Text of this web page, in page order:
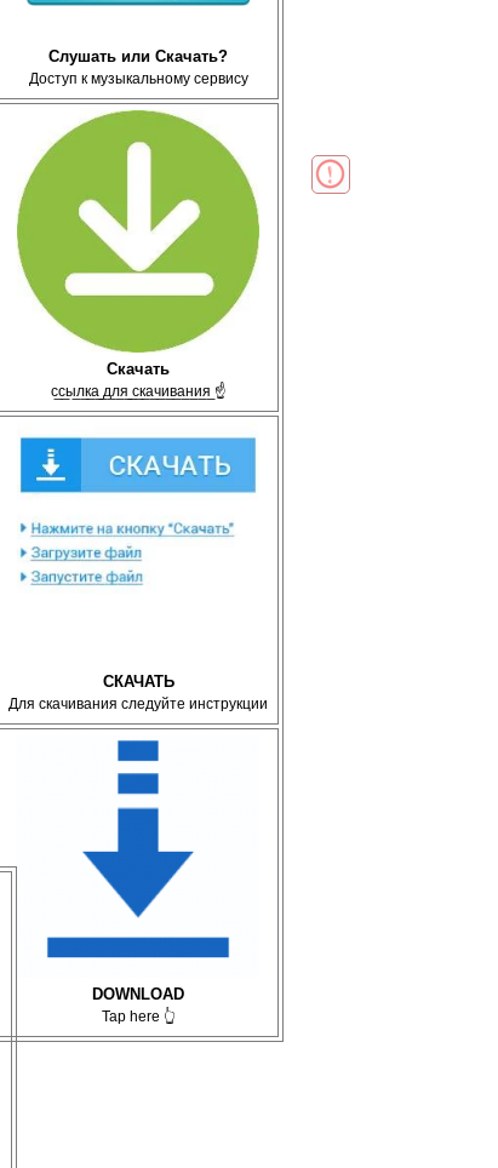
Слушать или Скачать?
Доступ к музыкальному сервису
Скачать
с̲с̲ы̲л̲к̲а̲ ̲д̲л̲я̲ ̲с̲к̲а̲ч̲и̲в̲а̲н̲и̲я̲ ☝
СКАЧАТЬ
Для скачивания следуйте инструкции
DOWNLOAD
Tap here 👆